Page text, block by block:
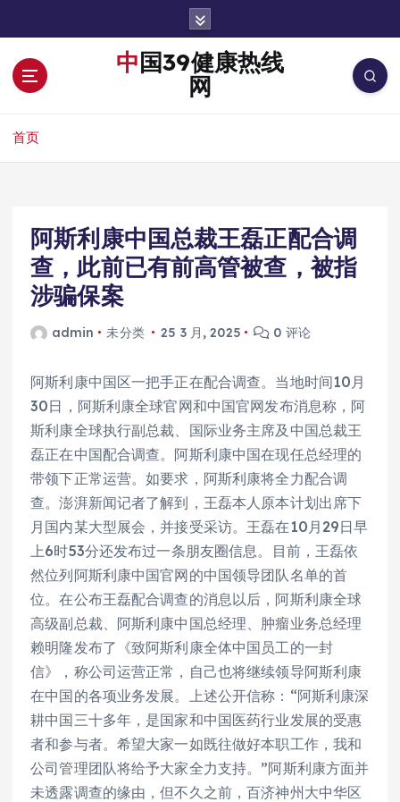
中国39健康热线
网
首页
阿斯利康中国总裁王磊正配合调
查，此前已有前高管被查，被指
涉骗保案
admin 未分类 25 3 月, 2025 0 评论
阿斯利康中国区一把手正在配合调查。当地时间10月
30日，阿斯利康全球官网和中国官网发布消息称，阿
斯利康全球执行副总裁、国际业务主席及中国总裁王
磊正在中国配合调查。阿斯利康中国在现任总经理的
带领下正常运营。如要求，阿斯利康将全力配合调
查。澎湃新闻记者了解到，王磊本人原本计划出席下
月国内某大型展会，并接受采访。王磊在10月29日早
上6时53分还发布过一条朋友圈信息。目前，王磊依
然位列阿斯利康中国官网的中国领导团队名单的首
位。在公布王磊配合调查的消息以后，阿斯利康全球
高级副总裁、阿斯利康中国总经理、肿瘤业务总经理
赖明隆发布了《致阿斯利康全体中国员工的一封
信》，称公司运营正常，自己也将继续领导阿斯利康
在中国的各项业务发展。上述公开信称：“阿斯利康深
耕中国三十多年，是国家和中国医药行业发展的受惠
者和参与者。希望大家一如既往做好本职工作，我和
公司管理团队将给予大家全力支持。”阿斯利康方面并
未透露调查的缘由，但不久之前，百济神州大中华区